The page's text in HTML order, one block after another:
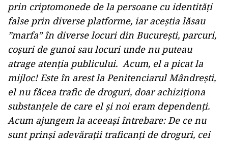
prin criptomonede de la persoane cu identități
false prin diverse platforme, iar aceștia lăsau
”marfa” în diverse locuri din București, parcuri,
coșuri de gunoi sau locuri unde nu puteau
atrage atenția publicului. Acum, el a picat la
mijloc! Este în arest la Penitenciarul Mândrești,
el nu făcea trafic de droguri, doar achiziționa
substanțele de care el și noi eram dependenți.
Acum ajungem la aceeași întrebare: De ce nu
sunt prinși adevărații traficanți de droguri, cei